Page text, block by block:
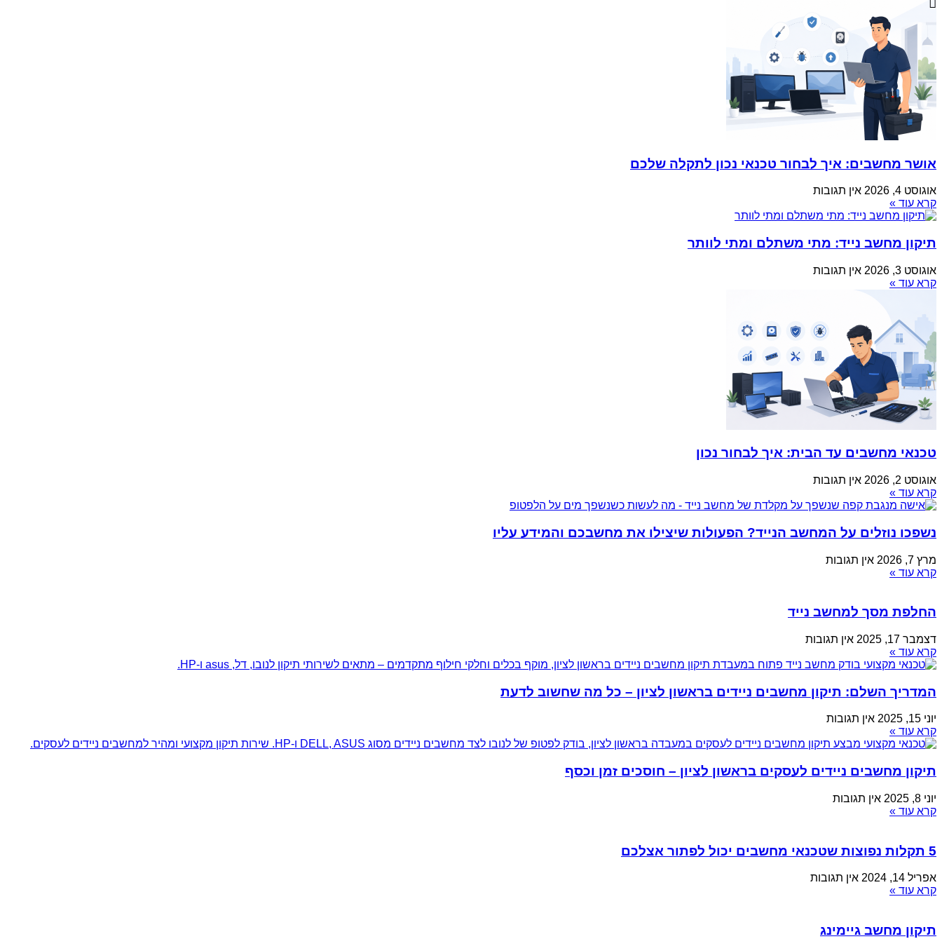
אושר מחשבים: איך לבחור טכנאי נכון לתקלה שלכם
אוגוסט 4, 2026
אין תגובות
קרא עוד »
תיקון מחשב נייד: מתי משתלם ומתי לוותר
אוגוסט 3, 2026
אין תגובות
קרא עוד »
טכנאי מחשבים עד הבית: איך לבחור נכון
אוגוסט 2, 2026
אין תגובות
קרא עוד »
נשפכו נוזלים על המחשב הנייד? הפעולות שיצילו את מחשבכם והמידע עליו
מרץ 7, 2026
אין תגובות
קרא עוד »
החלפת מסך למחשב נייד
דצמבר 17, 2025
אין תגובות
קרא עוד »
המדריך השלם: תיקון מחשבים ניידים בראשון לציון – כל מה שחשוב לדעת
יוני 15, 2025
אין תגובות
קרא עוד »
תיקון מחשבים ניידים לעסקים בראשון לציון – חוסכים זמן וכסף
יוני 8, 2025
אין תגובות
קרא עוד »
5 תקלות נפוצות שטכנאי מחשבים יכול לפתור אצלכם
אפריל 14, 2024
אין תגובות
קרא עוד »
תיקון מחשב גיימינג